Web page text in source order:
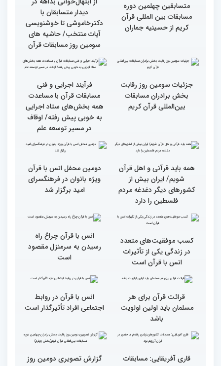
گزارش تصویری دومین روز
دوره مسابقات بین المللی
قرآن کریم (بخش دوم)
گزارش تصویری دومین روز
رقابت بخش بانوان چهلمین
دوره مسابقات بین المللی
قرآن کریم (بخش اول)
گزارش تصویری بازدید
از ابتهال‌خوانی بداهه در
دیدار متسابقان با
دکترخاموشی تا خوشنویسی
آیات منتخب/ حاشیه های
سومین روز مسابقات قرآن
جزئیات سومین روز رقابت
بخش برادران مسابقات
بین‌المللی قرآن کریم
فرآیند اجرایی و فنی
همه بخش‌های ستاد اجرایی
در مسیر توسعه علم
همه باید قرآنی و اهل قرآن
کشورهای دیگر دغدغه مردم
فلسطین را دارد
دومین محفل انس با قرآن
امید برگزار شد
در زندگی یکی از تأثیرات
انس با قرآن چراغ راه
رسیدن به سرمنزل مقصود